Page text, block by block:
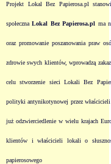
Projekt Lokal Bez Papierosa.pl
społecznaLokal Bez Papierosa.pl ma
oraz promowanie poszanowania praw
zdrowie swych klientów, wprowadzą
celu stworzenie sieci Lokali Bez
polityki antynikotynowej przez
już odzwierciedlenie w wielu krajach
klientów i właścicieli lokali o
papierosowego